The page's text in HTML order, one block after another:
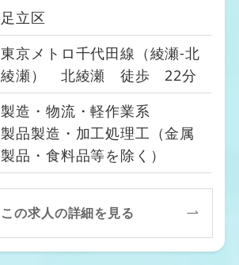
足立区
東京メトロ千代田線（綾瀬-北
綾瀬） 北綾瀬 徒歩 22分
製造・物流・軽作業系
製品製造・加工処理工（金属
製品・食料品等を除く）
この求人の詳細を見る